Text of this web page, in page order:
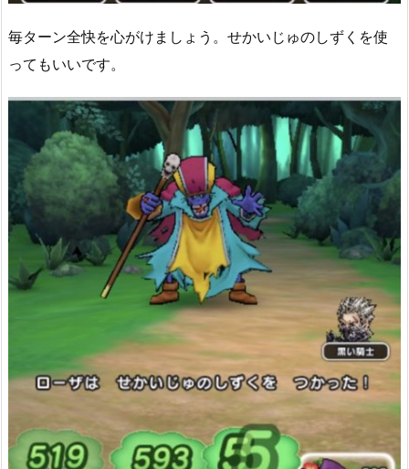
毎ターン全快を心がけましょう。せかいじゅのしずくを使
ってもいいです。